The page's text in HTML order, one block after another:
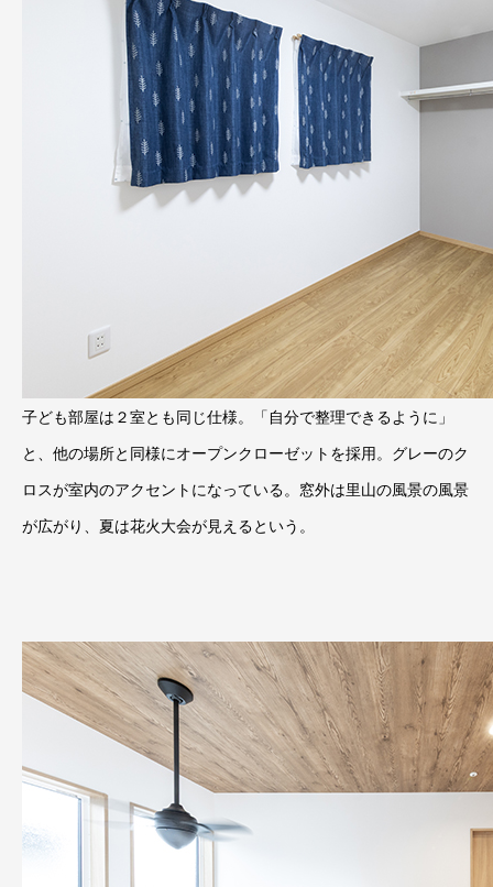
子ども部屋は２室とも同じ仕様。「自分で整理できるように」
と、他の場所と同様にオープンクローゼットを採用。グレーのク
ロスが室内のアクセントになっている。窓外は里山の風景の風景
が広がり、夏は花火大会が見えるという。